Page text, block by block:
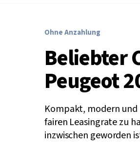
Ohne Anzahlung
Beliebter
Peugeot
Kompakt, modern
fairen Leasingrate zu
inzwischen geworden